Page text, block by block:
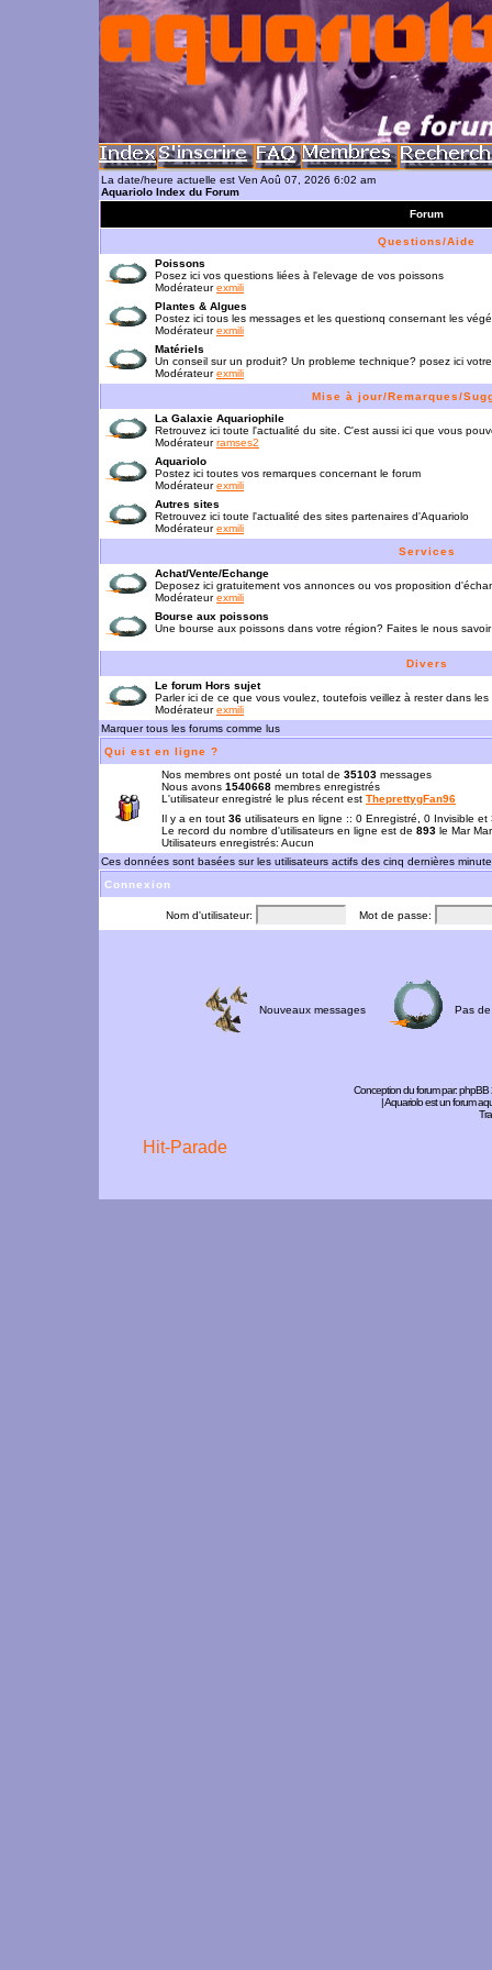
La date/heure actuelle est Ven Aoû 07, 2026 6:02 am
Aquariolo Index du Forum
Forum
Questions/Aide
Poissons
Posez ici vos questions liées à l'elevage de vos poissons
Modérateurexmili
Plantes & Algues
Postez ici tous les messages et les questionq consernant les
Modérateurexmili
Matériels
Un conseil sur un produit? Un probleme technique? posez ici
Modérateurexmili
Mise à jour/Remarques/
La Galaxie Aquariophile
Retrouvez ici toute l'actualité du site. C'est aussi ici que vous
Modérateurramses2
Aquariolo
Postez ici toutes vos remarques concernant le forum
Modérateurexmili
Autres sites
Retrouvez ici toute l'actualité des sites partenaires d'Aquariolo
Modérateurexmili
Services
Achat/Vente/Echange
Deposez ici gratuitement vos annonces ou vos proposition
Modérateurexmili
Bourse aux poissons
Une bourse aux poissons dans votre région? Faites le nous savoir
Divers
Le forum Hors sujet
Parler ici de ce que vous voulez, toutefois veillez à rester dans les
Modérateurexmili
Marquer tous les forums comme lus
Qui est en ligne ?
Nos membres ont posté un total de 35103 messages
Nous avons 1540668 membres enregistrés
L'utilisateur enregistré le plus récent est TheprettygFan96
Il y a en tout 36 utilisateurs en ligne :: 0 Enregistré, 0 Invisible
Le record du nombre d'utilisateurs en ligne est de 893 le Mar
Utilisateurs enregistrés: Aucun
Ces données sont basées sur les utilisateurs actifs des cinq dernières
Connexion
Nom d'utilisateur: Mot de passe:
Nouveaux messages Pas
Conception du forum par:phpBB
| Aquariolo est un forum